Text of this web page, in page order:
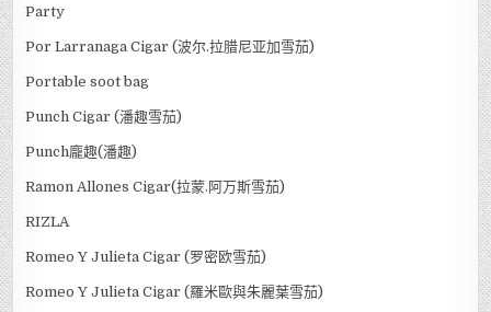
Party
Por Larranaga Cigar (波尔.拉腊尼亚加雪茄)
Portable soot bag
Punch Cigar (潘趣雪茄)
Punch龐趣(潘趣)
Ramon Allones Cigar(拉蒙.阿万斯雪茄)
RIZLA
Romeo Y Julieta Cigar (罗密欧雪茄)
Romeo Y Julieta Cigar (羅米歐與朱麗葉雪茄)